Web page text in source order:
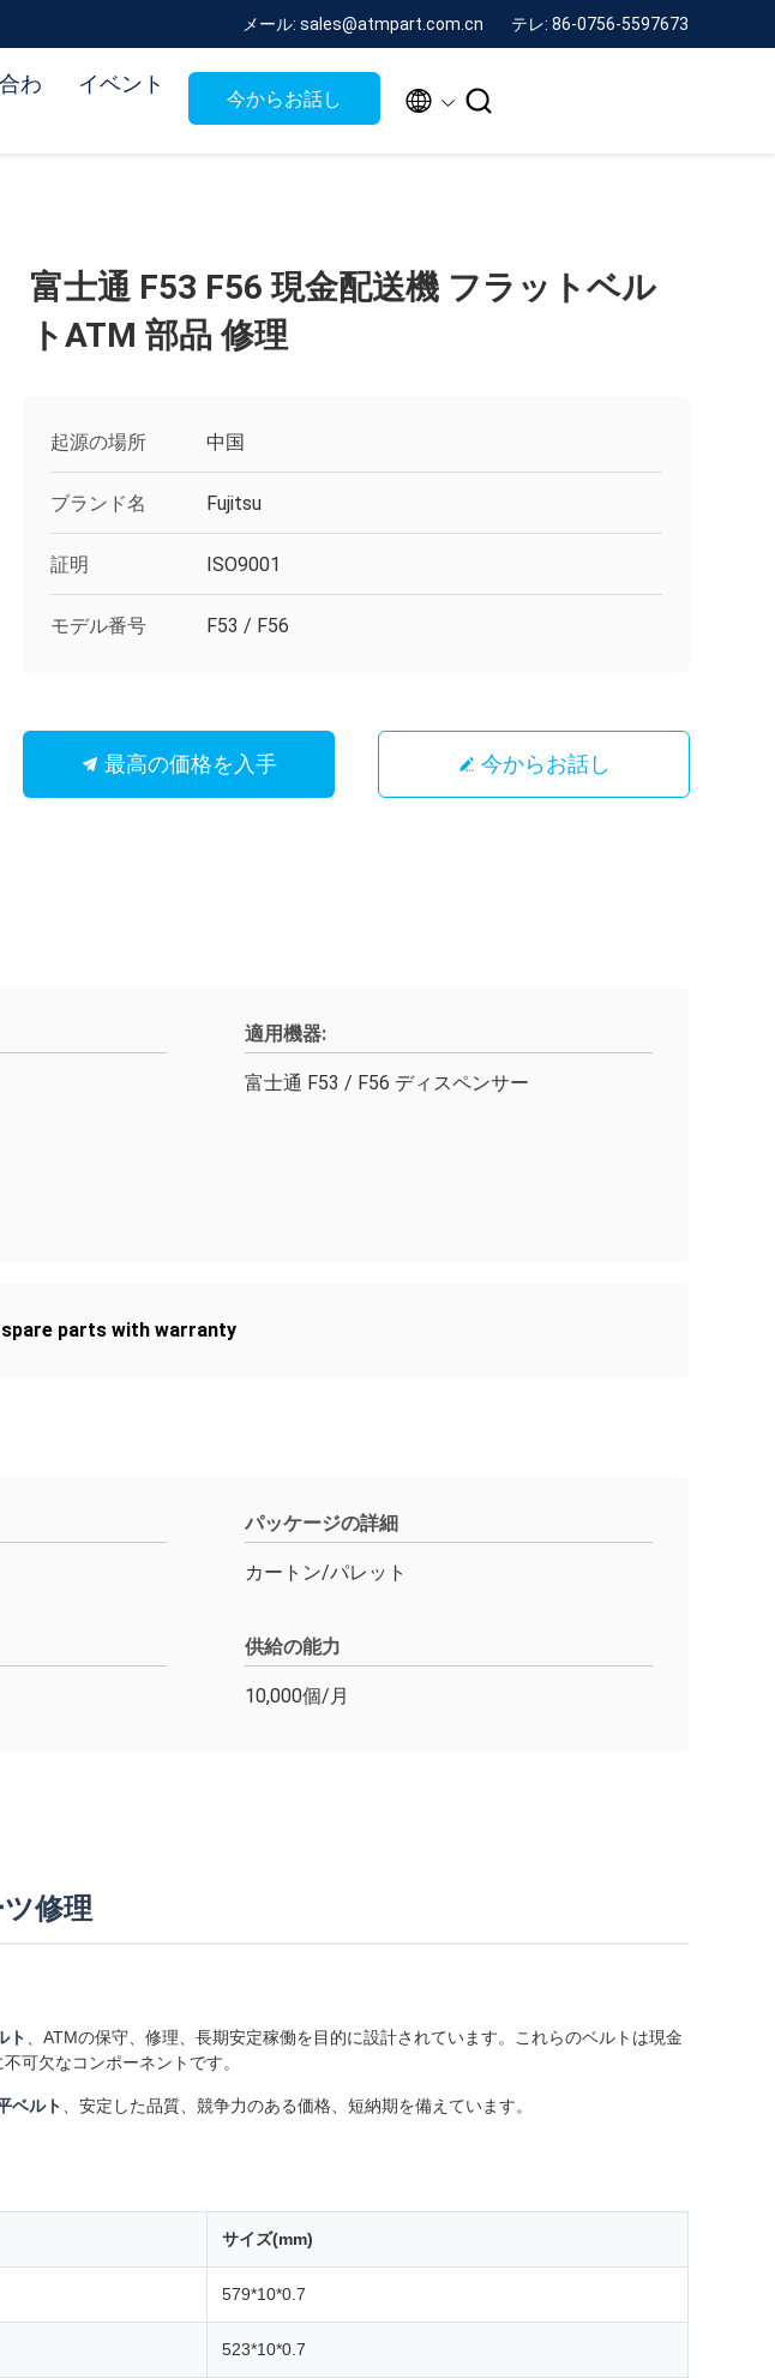
メール: sales@atmpart.com.cn テレ: 86-0756-5597673
わ
イベント
今からお話し  
富士通 F53 F56 現金配送機 フラットベル
トATM 部品 修理
起源の場所 中国
ブランド名 Fujitsu
証明 ISO9001
モデル番号 F53 / F56
最高の価格を入手 今からお話し
適用機器:
富士通 F53 / F56 ディスペンサー
parts with warranty
パッケージの詳細
カートン/パレット
供給の能力
10,000個/月
修理
ト
、ATMの保守、修理、長期安定稼働を目的に設計されています。これらのベルトは現金
可欠なコンポーネントです。
ベルト 、安定した品質、競争力のある価格、短納期を備えています。
サイズ(mm)
579*10*0.7
523*10*0.7